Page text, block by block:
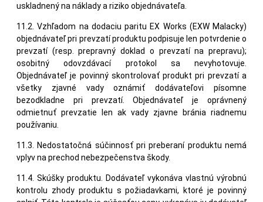
uskladnený na náklady a riziko objednávateľa.
11.2. Vzhľadom na dodaciu paritu EX Works (EXW Malacky)
objednávateľ pri prevzatí produktu podpisuje len potvrdenie o
prevzatí (resp. prepravný doklad o prevzatí na prepravu);
osobitný odovzdávací protokol sa nevyhotovuje.
Objednávateľ je povinný skontrolovať produkt pri prevzatí a
všetky zjavné vady oznámiť dodávateľovi písomne
bezodkladne pri prevzatí. Objednávateľ je oprávnený
odmietnuť prevzatie len ak vady zjavne bránia riadnemu
používaniu.
11.3. Nedostatočná súčinnosť pri preberaní produktu nemá
vplyv na prechod nebezpečenstva škody.
11.4. Skúšky produktu. Dodávateľ vykonáva vlastnú výrobnú
kontrolu zhody produktu s požiadavkami, ktoré je povinný